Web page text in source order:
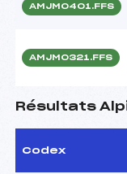
AMJM0401.FFS
AMJM0321.FFS
Résultats
Codex